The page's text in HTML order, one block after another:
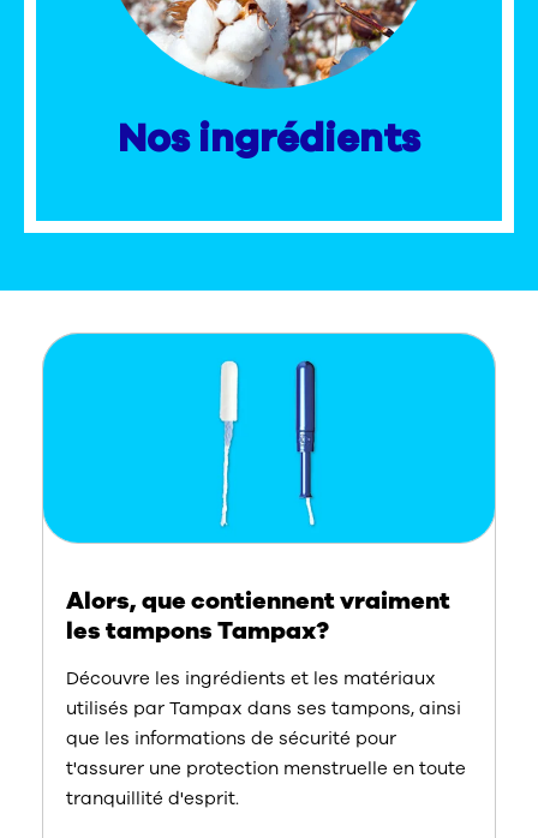
Nous contacter
Sélecteur de pays
Nos ingrédients
Alors, que contiennent vraiment
les tampons Tampax?
Découvre les ingrédients et les matériaux
utilisés par Tampax dans ses tampons, ainsi
que les informations de sécurité pour
t'assurer une protection menstruelle en toute
tranquillité d'esprit.